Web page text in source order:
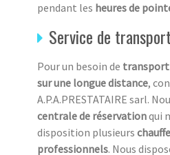
pendant les heures de
Service de
Pour un besoin de transport
sur une longue distance,
A.P.A.PRESTATAIRE sarl.
centrale de réservationqui
disposition plusieurs
professionnels. Nous